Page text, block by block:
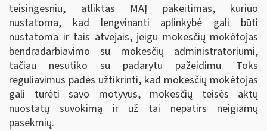
teisingesniu, atliktas MAĮ pakeitimas, kuriuo
nustatoma, kad lengvinanti aplinkybė gali būti
nustatoma ir tais atvejais, jeigu mokesčių mokėtojas
bendradarbiavimo su mokesčių administratoriumi,
tačiau nesutiko su padarytu pažeidimu. Toks
reguliavimus padės užtikrinti, kad mokesčių mokėtojas
gali turėti savo motyvus, mokesčių teisės aktų
nuostatų suvokimą ir už tai nepatirs neigiamų
pasekmių.